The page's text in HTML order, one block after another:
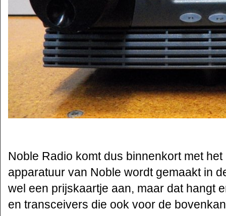
Noble Radio komt dus binnenkort met
apparatuur van Noble wordt gemaakt in
wel een prijskaartje aan, maar dat hangt
en transceivers die ook voor de